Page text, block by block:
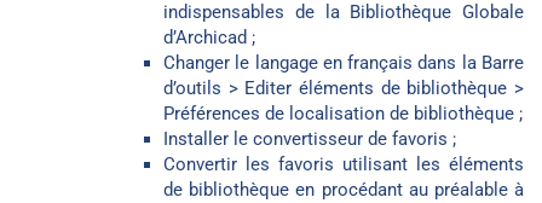
indispensables de la Bibliothèque Globale
d’Archicad ;
Changer le langage en français dans la Barre
d’outils > Editer éléments de bibliothèque >
Préférences de localisation de bibliothèque ;
Installer le convertisseur de favoris ;
Convertir les favoris utilisant les éléments
de bibliothèque en procédant au préalable à